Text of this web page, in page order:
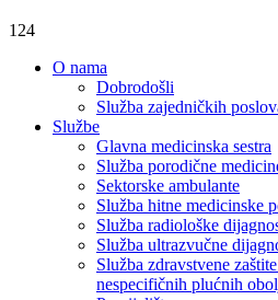
124
O nama
Dobrodošli
Služba zajedničkih
Službe
Glavna medicinska sestra
Služba porodične
Sektorske ambulante
Služba hitne medicinske
Služba radiološke
Služba ultrazvučne
Služba zdravstvene
nespecifičnih plućnih